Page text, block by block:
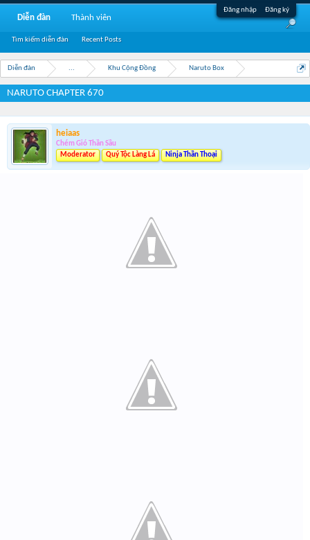
Đăng nhập Đăng ký
Diễn đàn ... Khu Cộng Đồng Naruto Box
NARUTO CHAPTER 670
heiaas
Chém Gió Thần Sầu
Moderator
Quý Tộc Làng Lá Ninja Thần Thoại
Diễn đàn
Tìm kiếm diễn đàn Recent Posts
Thành viên